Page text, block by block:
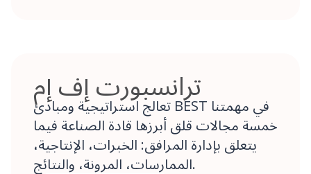
ترانسبورت إف إم
تعالج استراتيجية ومبادئ BEST في مهمتنا
خمسة مجالات قلق أبرزها قادة الصناعة فيما
يتعلق بإدارة المرافق: الخبرات، الإنتاجية،
الممارسات، المرونة، والنتائج.